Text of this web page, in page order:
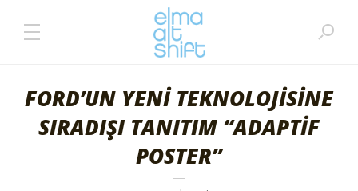
FORD’UN YENİ TEKNOLOJİSİNE
SIRADIŞI TANITIM “ADAPTİF
POSTER”